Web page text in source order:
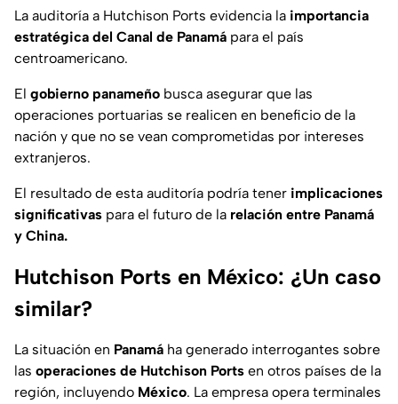
La auditoría a Hutchison Ports evidencia la importancia
estratégica del Canal de Panamá para el país
centroamericano.
El gobierno panameño busca asegurar que las
operaciones portuarias se realicen en beneficio de la
nación y que no se vean comprometidas por intereses
extranjeros.
El resultado de esta auditoría podría tener implicaciones
significativas para el futuro de la relación entre Panamá
y China.
Hutchison Ports en México: ¿Un caso
similar?
La situación en Panamá ha generado interrogantes sobre
las operaciones de Hutchison Ports en otros países de la
región, incluyendo México. La empresa opera terminales